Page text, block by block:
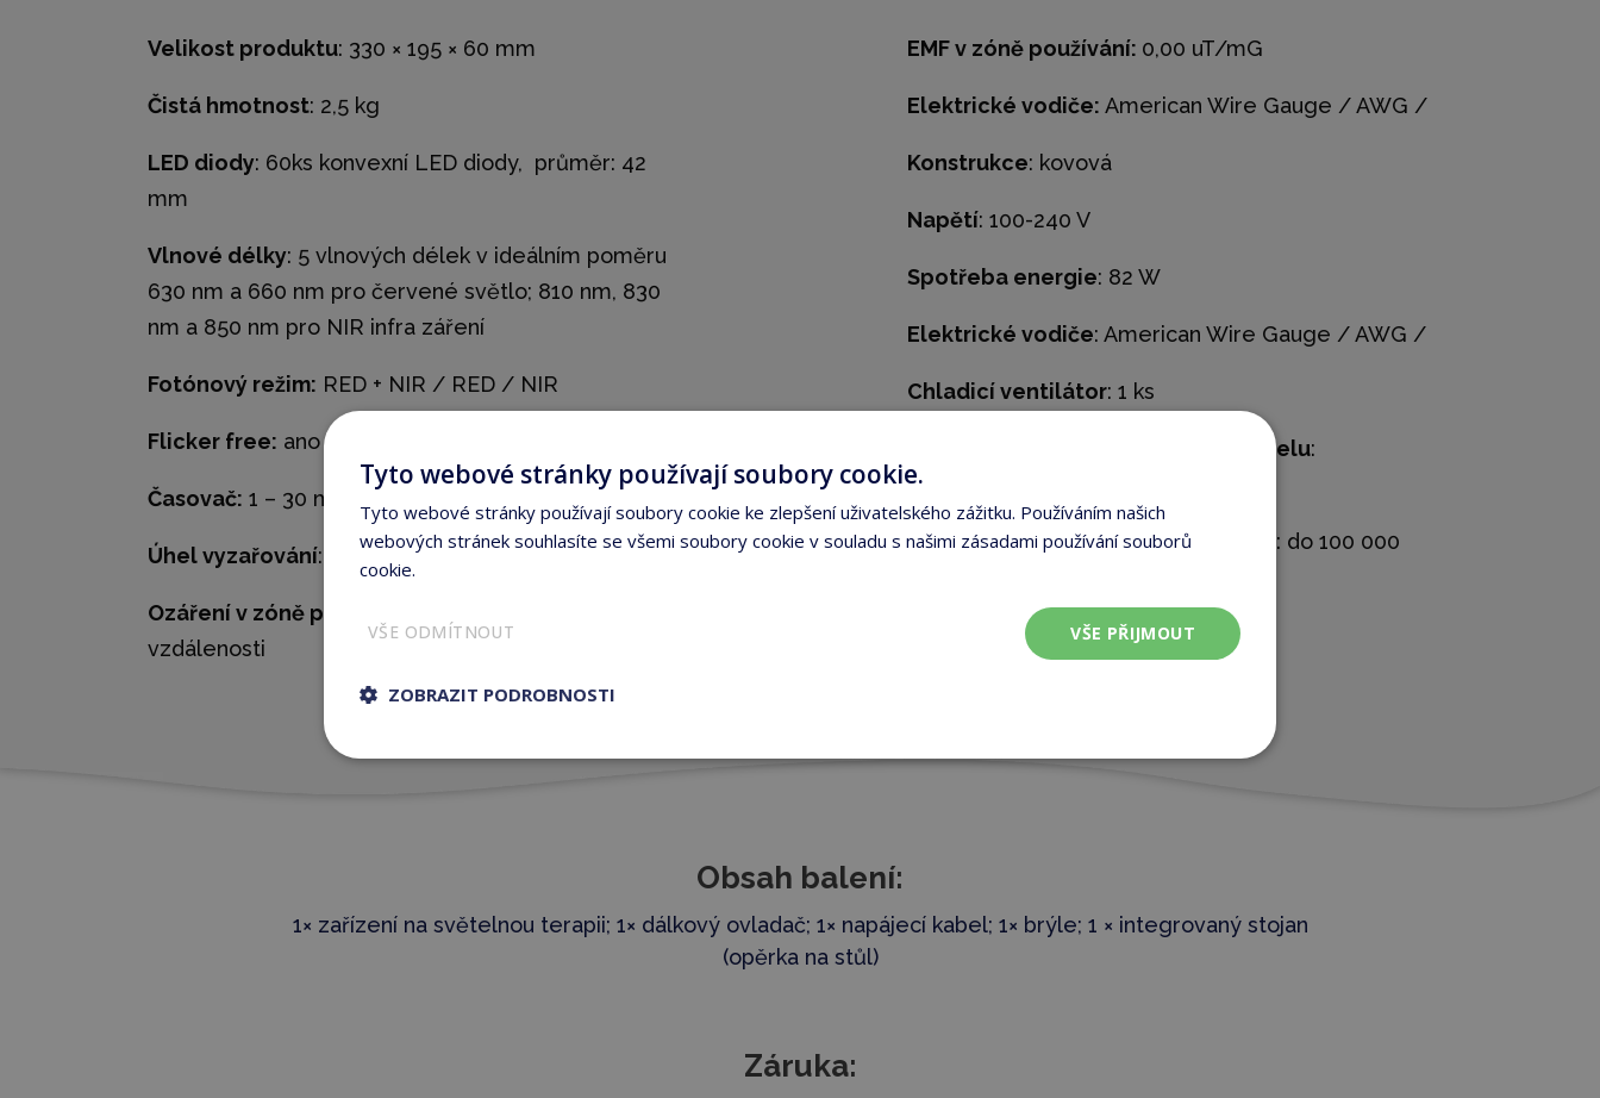
Velikost produktu: 330 × 195 × 60 mm
Čistá hmotnost: 2,5 kg
LED diody: 60ks konvexní LED diody, průměr: 42
mm
Vlnové délky: 5 vlnových délek v ideálním poměru
630 nm a 660 nm pro červené světlo; 810 nm, 830
nm a 850 nm pro NIR infra záření
Fotónový režim: RED + NIR / RED / NIR
Flicker free: ano
Časovač: 1 – 30 minut
Úhel vyzařování: ideálních 30 stupňů
Ozáření v zóně používání
vzdálenosti
EMF v zóně používání: 0,00 uT/mG​​
Elektrické vodiče:American Wire Gauge / AWG /
Konstrukce: kovová
Napětí: 100-240 V
Spotřeba energie: 82 W
Elektrické vodiče: American Wire Gauge / AWG /
Chladicí ventilátor: 1 ks
Integrovaná madla pro přenos panelu:
patentované v zadní stěně
Předpokládaná životnost LED diod : do 100 000
Obsah balení:
1× zařízení na světelnou terapii; 1× dálkový ovladač; 1× napájecí kabel; 1× brýle; 1 × integrovaný stojan
(opěrka na stůl)
Záruka:
Tyto webové stránky používají soubory cookie.
Tyto webové stránky používají soubory cookie ke zlepšení uživatelského zážitku. Používáním našich
webových stránek souhlasíte se všemi soubory cookie v souladu s našimi zásadami používání souborů
cookie.
VŠE PŘIJMOUT
VŠE ODMÍTNOUT
ZOBRAZIT PODROBNOSTI